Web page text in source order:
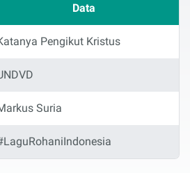
Data
Pengikut Kristus
Suria